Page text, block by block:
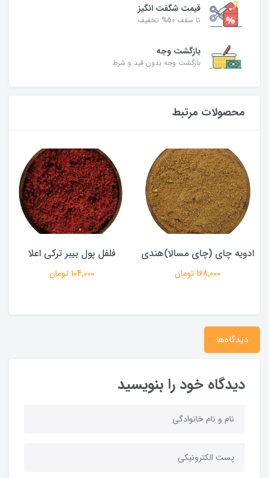
قیمت شگفت انگیز
تا سقف 50% تخفیف
بازگشت وجه
بازگشت وجه بدون قید و شرط
محصولات مرتبط
ادویه چای (چای مسالا)هندی
168,000 تومان
فلفل پول بیبر ترکی اعلا
104,000 تومان
دیدگاه‌ها
دیدگاه خود را بنویسید